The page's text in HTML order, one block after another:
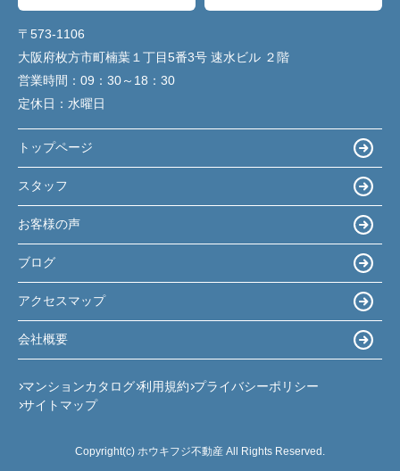
〒573-1106
大阪府枚方市町楠葉１丁目5番3号 速水ビル ２階
営業時間： 09：30～18：30
定休日： 水曜日
トップページ
スタッフ
お客様の声
ブログ
アクセスマップ
会社概要
マンションカタログ 利用規約 プライバシーポリシー
サイトマップ
Copyright(c) ホウキフジ不動産 All Rights Reserved.